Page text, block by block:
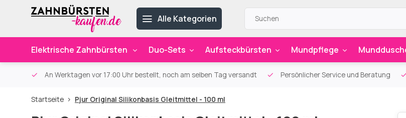
Alle Kategorien
Elektrische Zahnbürsten Duo-Sets Aufsteckbürsten Mundpflege
An Werktagen vor 17:00 Uhr bestellt, noch am selben Tag versandt Persönlicher Service und Beratung
Startseite Pjur Original Silikonbasis Gleitmittel - 100 ml